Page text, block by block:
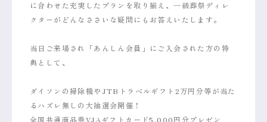
に合わせた充実したプランを取り揃え、一級葬祭ディレ
クターがどんなささいな疑問にもお答えいたします。
当日ご来場され「あんしん会員」にご入会された方の特
典として、
ダイソンの掃除機やJTBトラベルギフト2万円分等が当た
るハズレ無しの大抽選会開催！
全国共通商品券VJAギフトカード5,000円分プレゼン